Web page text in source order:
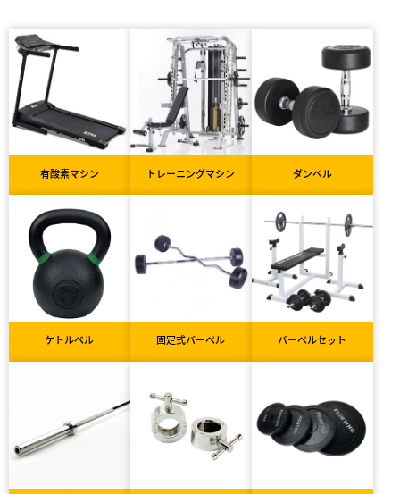
有酸素マシン トレーニングマシン ダンベル
ケトルベル 固定式バーベル バーベルセット